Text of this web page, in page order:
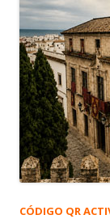
CÓDIGO QR